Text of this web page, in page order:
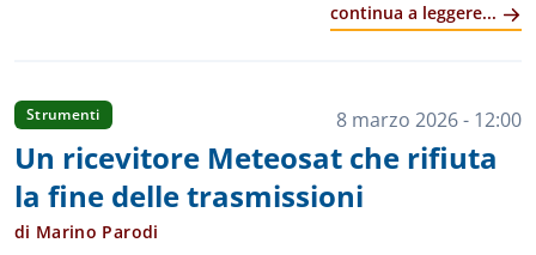
continua a leggere...
Strumenti 8 marzo 2026 - 12:00
Un ricevitore Meteosat che rifiuta
la fine delle trasmissioni
di Marino Parodi